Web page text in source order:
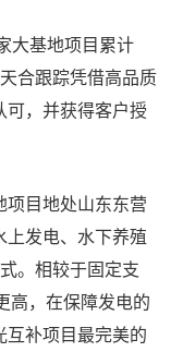
大基地项目累计
合跟踪凭借高品质
可，并获得客户授
目地处山东东营
发电、水下养殖
。相较于固定支
高，在保障发电的
补项目最完美的